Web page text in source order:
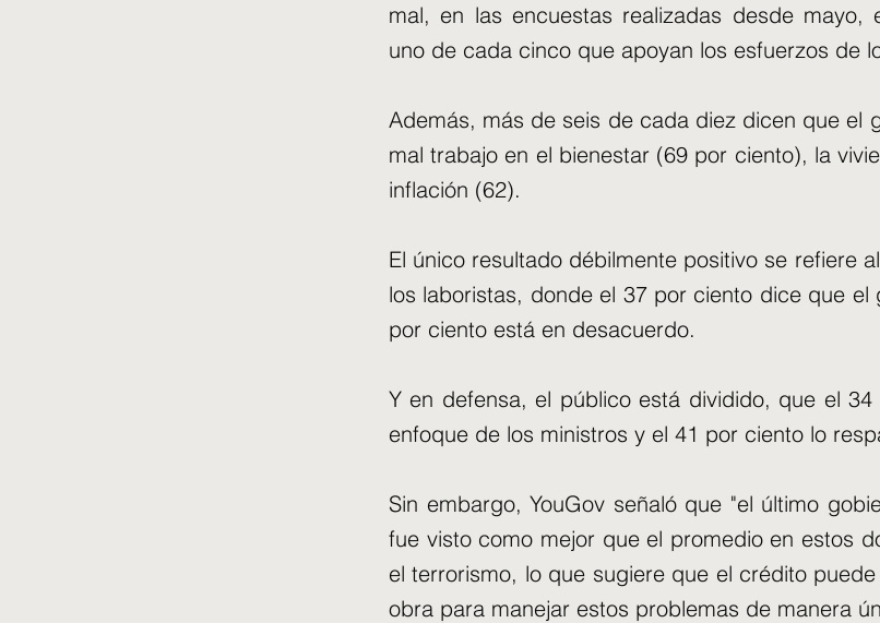
mal, en las encuestas realizadas desde mayo,
uno de cada cinco que apoyan los esfuerzos de
Además, más de seis de cada diez dicen que el
mal trabajo en el bienestar (69 por ciento), la
inflación (62).
El único resultado débilmente positivo se refiere
los laboristas, donde el 37 por ciento dice que el
por ciento está en desacuerdo.
Y en defensa, el público está dividido, que el
enfoque de los ministros y el 41 por ciento lo
Sin embargo, YouGov señaló que "el último
fue visto como mejor que el promedio en estos
el terrorismo, lo que sugiere que el crédito
obra para manejar estos problemas de manera